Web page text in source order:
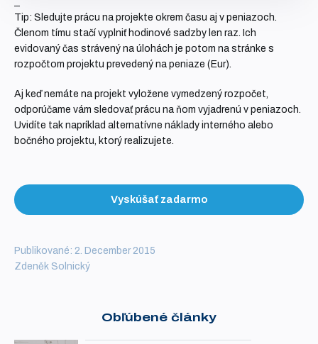
Tip: Sledujte prácu na projekte okrem času aj v peniazoch.
Členom tímu stačí vyplniť hodinové sadzby len raz. Ich
evidovaný čas strávený na úlohách je potom na stránke s
rozpočtom projektu prevedený na peniaze (Eur).
Aj keď nemáte na projekt vyložene vymedzený rozpočet,
odporúčame vám sledovať prácu na ňom vyjadrenú v peniazoch.
Uvidíte tak napríklad alternatívne náklady interného alebo
bočného projektu, ktorý realizujete.
Vyskúšať zadarmo
Publikované: 2. December 2015
Zdeněk Solnický
Obľúbené články